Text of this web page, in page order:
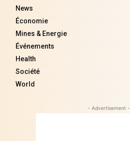
News
Économie
Mines & Energie
Événements
Health
Société
World
- Advertisement -